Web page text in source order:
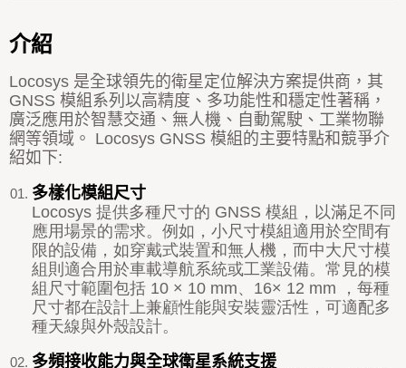
介紹
Locosys 是全球領先的衛星定位解決方案提供商，其
GNSS 模組系列以高精度、多功能性和穩定性著稱，
廣泛應用於智慧交通、無人機、自動駕駛、工業物聯
網等領域。 Locosys GNSS 模組的主要特點和競爭介
紹如下:
多樣化模組尺寸
Locosys 提供多種尺寸的 GNSS 模組，以滿足不同
應用場景的需求。例如，小尺寸模組適用於空間有
限的設備，如穿戴式裝置和無人機，而中大尺寸模
組則適合用於車載導航系統或工業設備。常見的模
組尺寸範圍包括 10 × 10 mm、 16× 12 mm
，每種
尺寸都在設計上兼顧性能與安裝靈活性，可適配多
種天線與外殼設計。
多頻接收能力與全球衛星系統支援